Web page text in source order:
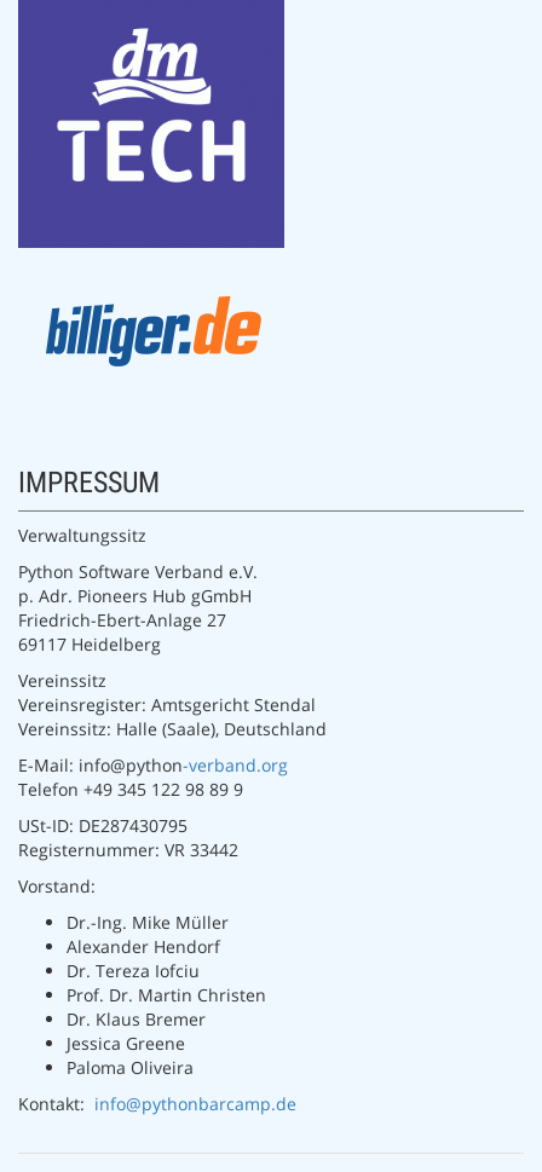
IMPRESSUM
Verwaltungssitz
Python Software Verband e.V.
p. Adr. Pioneers Hub gGmbH
Friedrich-Ebert-Anlage 27
69117 Heidelberg
Vereinssitz
Vereinsregister: Amtsgericht Stendal
Vereinssitz: Halle (Saale), Deutschland
E-Mail: info@python-verband.org
Telefon +49 345 122 98 89 9
USt-ID: DE287430795
Registernummer: VR 33442
Vorstand:
Dr.-Ing. Mike Müller
Alexander Hendorf
Dr. Tereza Iofciu
Prof. Dr. Martin Christen
Dr. Klaus Bremer
Jessica Greene
Paloma Oliveira
Kontakt: info@pythonbarcamp.de